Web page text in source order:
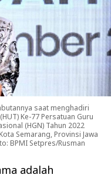
saat menghadiri
Ke-77 Persatuan Guru
(HGN) Tahun 2022
Semarang, Provinsi Jawa
BPMI Setpres/Rusman
adalah